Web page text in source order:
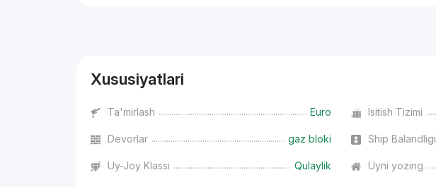
Xususiyatlari
Ta'mirlash Euro Isitish Tizimi
Devorlar gaz bloki Ship Balandligi
Uy-Joy Klassi Qulaylik Uyni yozing